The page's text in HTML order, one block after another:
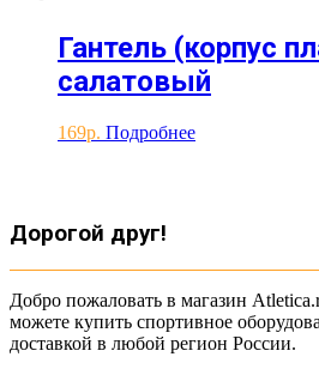
Гантель (корпус
салатовый
169 Подробнее
Дорогой друг!
Добро пожаловать в магазин
можете купить спортивное
доставкой в любой регион России.